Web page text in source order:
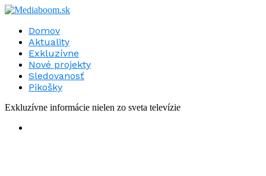
Domov
Aktuality
Exkluzívne
Nové projekty
Sledovanosť
Pikošky
Exkluzívne informácie nielen zo sveta televízie